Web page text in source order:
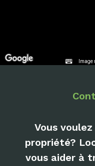
Vous voulez
propriété?
vous aider à